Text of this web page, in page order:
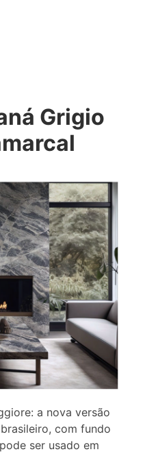
Grigio
a nova versão
com fundo
ser usado em